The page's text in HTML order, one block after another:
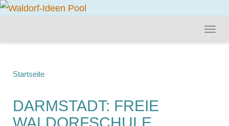
Startseite
DARMSTADT: FREIE